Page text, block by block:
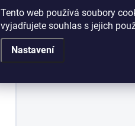
Tento web používá soubory
vyjadřujete souhlas s jejich
Nastavení